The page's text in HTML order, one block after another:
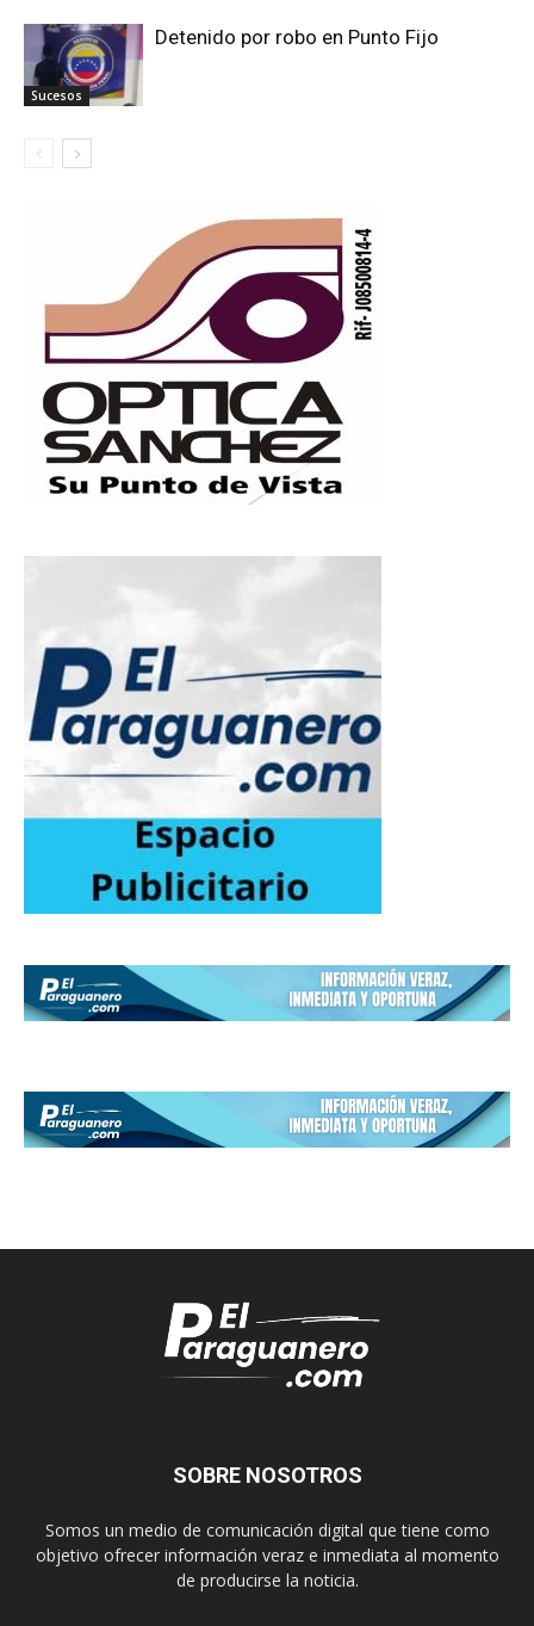
Sucesos
Detenido por robo en Punto Fijo
SOBRE NOSOTROS
Somos un medio de comunicación digital que tiene como
objetivo ofrecer información veraz e inmediata al momento
de producirse la noticia.